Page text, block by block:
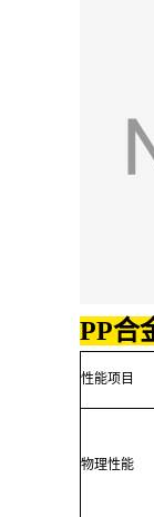
PP合
性能项目
物理性能